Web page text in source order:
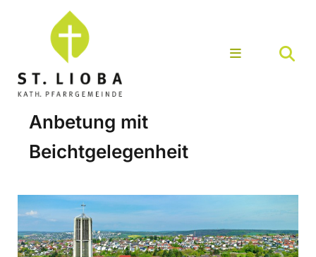
Anbetung mit
Beichtgelegenheit